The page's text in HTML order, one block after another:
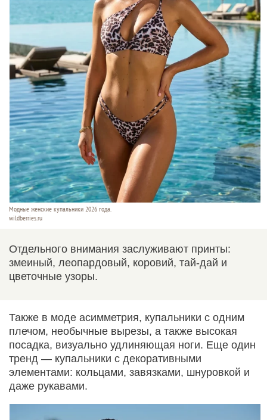
Модные женские купальники 2026 года.
wildberries.ru
Отдельного внимания заслуживают принты:
змеиный, леопардовый, коровий, тай-дай и
цветочные узоры.
Также в моде асимметрия, купальники с одним
плечом, необычные вырезы, а также высокая
посадка, визуально удлиняющая ноги. Еще один
тренд — купальники с декоративными
элементами: кольцами, завязками, шнуровкой и
даже рукавами.